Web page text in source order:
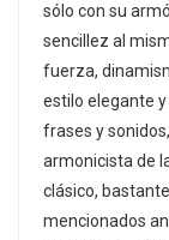
sólo con su
sencillez al
fuerza,
estilo elegante
frases y
armonicista de
clásico,
mencionados